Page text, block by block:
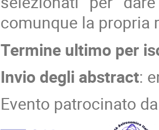
comunque la propria
Termine ultimo per
Invio degli abstract:
Evento patrocinato